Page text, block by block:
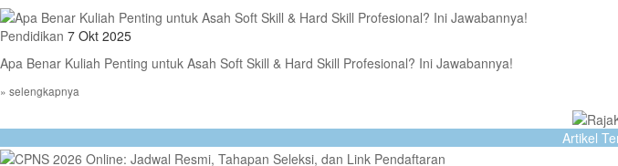
Pendidikan 7 Okt 2025
Apa Benar Kuliah Penting untuk Asah Soft Skill & Hard Skill Profesional? Ini Jawabannya!
» selengkapnya
Artikel